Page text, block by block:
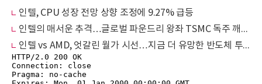
인텔, CPU 성장 전망 상향 조정에 9.27% 급등
인텔의 매서운 추격…글로벌 파운드리 왕좌 TSMC 독주 깨질까
인텔 vs AMD, 엇갈린 월가 시선…지금 더 유망한 반도체 투자처는?